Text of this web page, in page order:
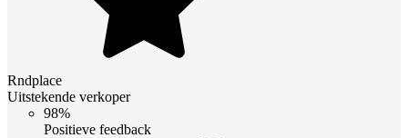
Rndplace
Uitstekende verkoper
98%
Positieve feedback